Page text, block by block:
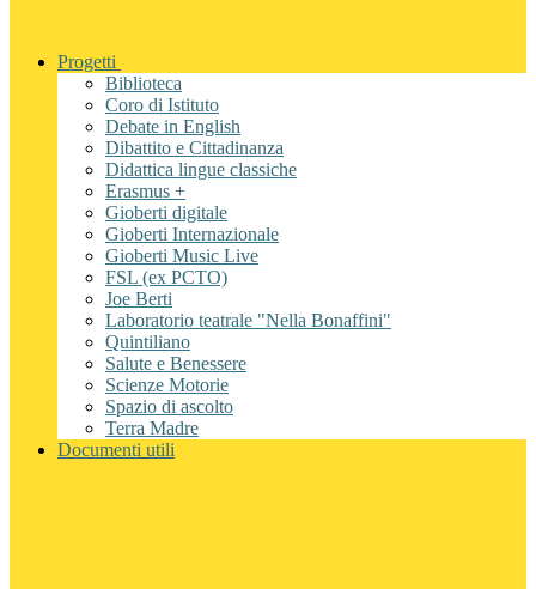
Progetti
Biblioteca
Coro di Istituto
Debate in English
Dibattito e Cittadinanza
Didattica lingue classiche
Erasmus +
Gioberti digitale
Gioberti Internazionale
Gioberti Music Live
FSL (ex PCTO)
Joe Berti
Laboratorio teatrale "Nella Bonaffini"
Quintiliano
Salute e Benessere
Scienze Motorie
Spazio di ascolto
Terra Madre
Documenti utili